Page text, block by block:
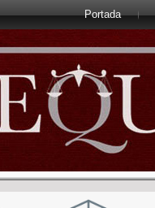
Portada